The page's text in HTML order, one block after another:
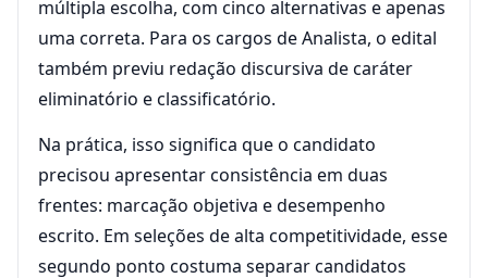
múltipla escolha, com cinco alternativas e apenas
uma correta. Para os cargos de Analista, o edital
também previu redação discursiva de caráter
eliminatório e classificatório.
Na prática, isso significa que o candidato
precisou apresentar consistência em duas
frentes: marcação objetiva e desempenho
escrito. Em seleções de alta competitividade, esse
segundo ponto costuma separar candidatos